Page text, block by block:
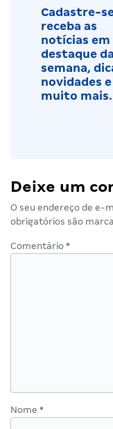
Cadastre-
receba as
notícias em
destaque da
semana,
novidades e
muito mais.
Deixe um
O seu endereço de e-
obrigatórios são
Comentário *
Nome *